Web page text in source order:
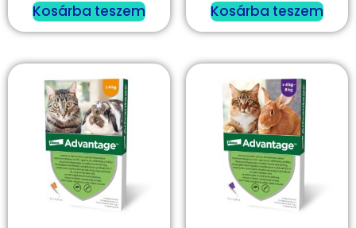
Kosárba teszem Kosárba teszem